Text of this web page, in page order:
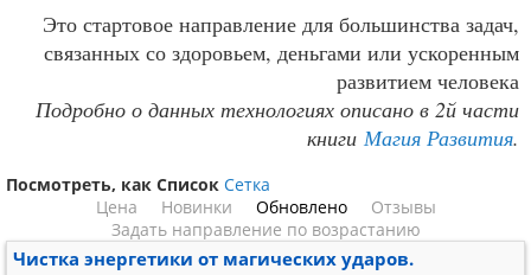
Это стартовое направление для большинства задач,
связанных со здоровьем, деньгами или ускоренным
развитием человека
Подробно о данных технологиях описано в 2й части
книги Магия Развития.
Посмотреть, как Список Сетка
Цена
Новинки Обновлено
Отзывы
Задать направление по возрастанию
Чистка энергетики от магических ударов.